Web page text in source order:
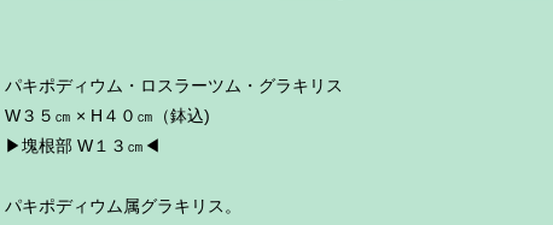
パキポディウム・ロスラーツム・グラキリス
W３５㎝ × H４０㎝（鉢込)
▶︎塊根部 W１３㎝◀︎
パキポディウム属グラキリス。